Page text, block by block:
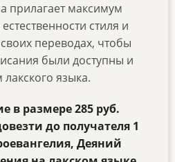
прилагает максимум
стиля и
переводах, чтобы
были доступны и
языка.
в размере285 руб.
до получателя 1
Деяний